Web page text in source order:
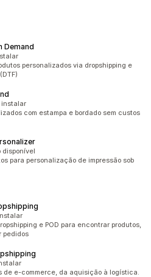
Demand
personalizados via dropshipping e
instalar
com estampa e bordado sem custos
disponível
para personalização de impressão sob
e POD para encontrar produtos,
pedidos
de e-commerce, da aquisição à logística.